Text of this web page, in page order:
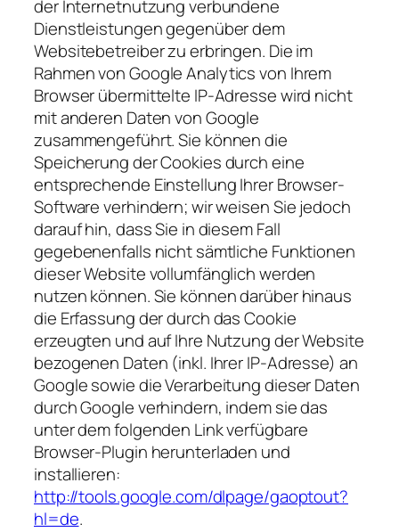
der Internetnutzung verbundene
Dienstleistungen gegenüber dem
Websitebetreiber zu erbringen. Die im
Rahmen von Google Analytics von Ihrem
Browser übermittelte IP-Adresse wird nicht
mit anderen Daten von Google
zusammengeführt. Sie können die
Speicherung der Cookies durch eine
entsprechende Einstellung Ihrer Browser-
Software verhindern; wir weisen Sie jedoch
darauf hin, dass Sie in diesem Fall
gegebenenfalls nicht sämtliche Funktionen
dieser Website vollumfänglich werden
nutzen können. Sie können darüber hinaus
die Erfassung der durch das Cookie
erzeugten und auf Ihre Nutzung der Website
bezogenen Daten (inkl. Ihrer IP-Adresse) an
Google sowie die Verarbeitung dieser Daten
durch Google verhindern, indem sie das
unter dem folgenden Link verfügbare
Browser-Plugin herunterladen und
installieren:
http://tools.google.com/dlpage/gaoptout?
hl=de.